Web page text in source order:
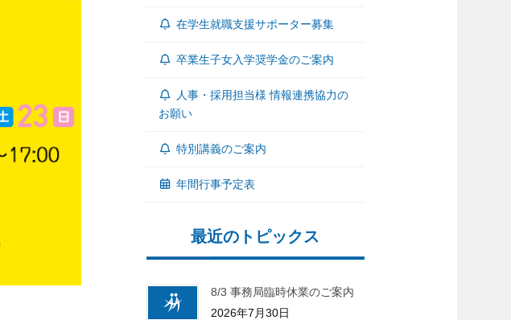
在学生就職支援サポーター募集
卒業生子女入学奨学金のご案内
人事・採用担当様 情報連携協力の
お願い
特別講義のご案内
年間行事予定表
最近のトピックス
8/3 事務局臨時休業のご案内
2026年7月30日